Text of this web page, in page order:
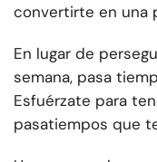
convertirte en una
En lugar de
semana, pasa
Esfuérzate para
pasatiempos que